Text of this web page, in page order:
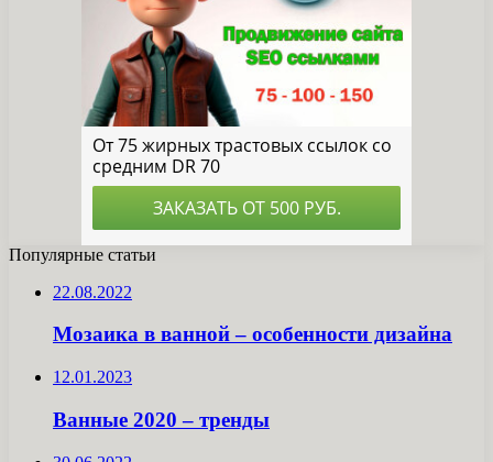
Популярные статьи
22.08.2022
Мозаика в ванной – особенности дизайна
12.01.2023
Ванные 2020 – тренды